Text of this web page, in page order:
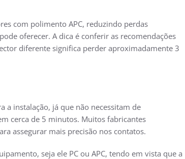
com polimento APC, reduzindo perdas
oferecer. A dica é conferir as recomendações
diferente significa perder aproximadamente 3
a instalação, já que não necessitam de
cerca de 5 minutos. Muitos fabricantes
assegurar mais precisão nos contatos.
seja ele PC ou APC, tendo em vista que a